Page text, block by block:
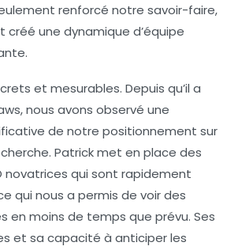
renforcé notre savoir-faire,
une dynamique d’équipe
et mesurables. Depuis qu’il a
nous avons observé une
de notre positionnement sur
Patrick met en place des
novatrices qui sont rapidement
qui nous a permis de voir des
en moins de temps que prévu. Ses
et sa capacité à anticiper les